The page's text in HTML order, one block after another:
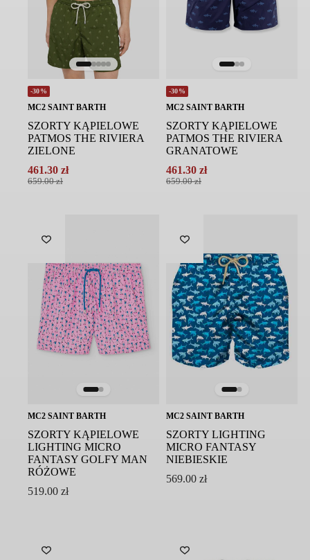
-30%
MC2 SAINT BARTH
SZORTY KĄPIELOWE
PATMOS THE RIVIERA
ZIELONE
659.00zł
Pierwotna
461.30 zł
Aktualna
-30%
MC2 SAINT BARTH
SZORTY KĄPIELOWE
PATMOS THE RIVIERA
GRANATOWE
659.00zł
Pierwotna
461.30zł
Aktualna
MC2 SAINT BARTH
SZORTY KĄPIELOWE
LIGHTING MICRO
FANTASY GOLFY MAN
RÓŻOWE
519.00 zł
MC2 SAINT BARTH
SZORTY LIGHTING
MICRO FANTASY
NIEBIESKIE
569.00zł